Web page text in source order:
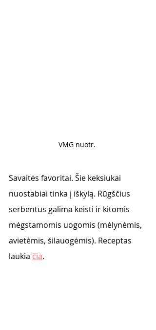
VMG nuotr.
Savaitės favoritai. Šie keksiukai
nuostabiai tinka į iškylą. Rūgščius
serbentus galima keisti ir kitomis
mėgstamomis uogomis (mėlynėmis,
avietėmis, šilauogėmis). Receptas
laukia čia.